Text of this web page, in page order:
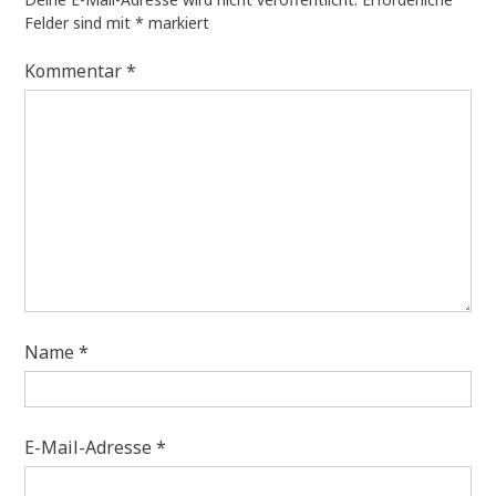
Felder sind mit* markiert
Kommentar*
Name*
E-Mail-Adresse*